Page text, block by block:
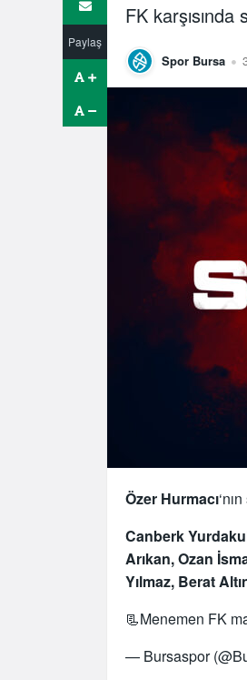
Paylaş
FK karşısında
Spor Bursa
Özer Hurmacı
Canberk
Arıkan, Ozan
Yılmaz, Berat
📃Menemen FK
— Bursaspor